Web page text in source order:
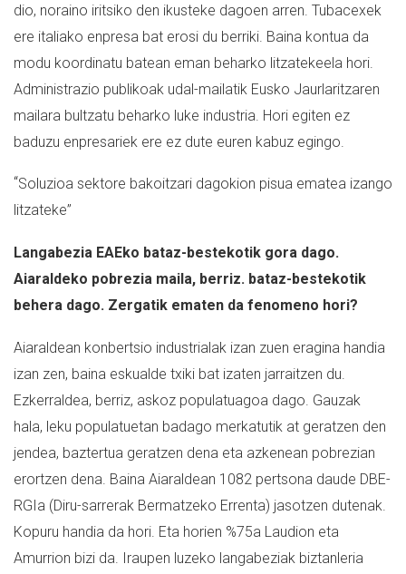
dio, noraino iritsiko den ikusteke dagoen arren. Tubacexek
ere italiako enpresa bat erosi du berriki. Baina kontua da
modu koordinatu batean eman beharko litzatekeela hori.
Administrazio publikoak udal-mailatik Eusko Jaurlaritzaren
mailara bultzatu beharko luke industria. Hori egiten ez
baduzu enpresariek ere ez dute euren kabuz egingo.
“Soluzioa sektore bakoitzari dagokion pisua ematea izango
litzateke”
Langabezia EAEko bataz-bestekotik gora dago.
Aiaraldeko pobrezia maila, berriz. bataz-bestekotik
behera dago. Zergatik ematen da fenomeno hori?
Aiaraldean konbertsio industrialak izan zuen eragina handia
izan zen, baina eskualde txiki bat izaten jarraitzen du.
Ezkerraldea, berriz, askoz populatuagoa dago. Gauzak
hala, leku populatuetan badago merkatutik at geratzen den
jendea, baztertua geratzen dena eta azkenean pobrezian
erortzen dena. Baina Aiaraldean 1082 pertsona daude DBE-
RGIa (Diru-sarrerak Bermatzeko Errenta) jasotzen dutenak.
Kopuru handia da hori. Eta horien %75a Laudion eta
Amurrion bizi da. Iraupen luzeko langabeziak biztanleria